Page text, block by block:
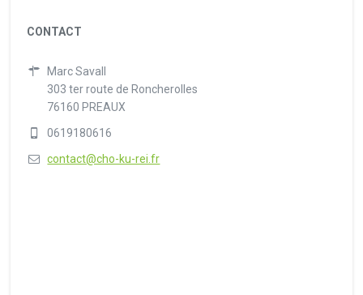
CONTACT
Marc Savall
303 ter route de Roncherolles
76160 PREAUX
0619180616
contact@cho-ku-rei.fr